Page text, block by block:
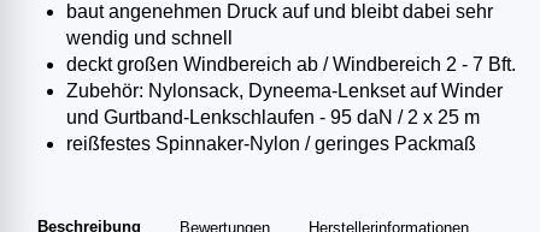
baut angenehmen Druck auf und bleibt dabei sehr
wendig und schnell
deckt großen Windbereich ab / Windbereich 2 - 7 Bft.
Zubehör: Nylonsack, Dyneema-Lenkset auf Winder
und Gurtband-Lenkschlaufen - 95 daN / 2 x 25 m
reißfestes Spinnaker-Nylon / geringes Packmaß
Beschreibung Bewertungen Herstellerinformationen